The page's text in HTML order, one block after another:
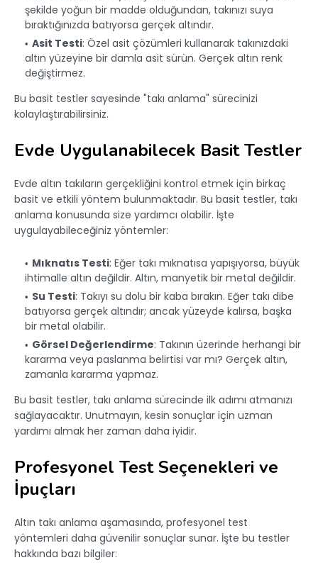
şekilde yoğun bir madde olduğundan, takınızı suya
bıraktığınızda batıyorsa gerçek altındır.
Asit Testi: Özel asit çözümleri kullanarak takınızdaki
altın yüzeyine bir damla asit sürün. Gerçek altın renk
değiştirmez.
Bu basit testler sayesinde "takı anlama" sürecinizi
kolaylaştırabilirsiniz.
Evde Uygulanabilecek Basit Testler
Evde altın takıların gerçekliğini kontrol etmek için birkaç
basit ve etkili yöntem bulunmaktadır. Bu basit testler, takı
anlama konusunda size yardımcı olabilir. İşte
uygulayabileceğiniz yöntemler:
Mıknatıs Testi: Eğer takı mıknatısa yapışıyorsa, büyük
ihtimalle altın değildir. Altın, manyetik bir metal değildir.
Su Testi: Takıyı su dolu bir kaba bırakın. Eğer takı dibe
batıyorsa gerçek altındır; ancak yüzeyde kalırsa, başka
bir metal olabilir.
Görsel Değerlendirme: Takının üzerinde herhangi bir
kararma veya paslanma belirtisi var mı? Gerçek altın,
zamanla kararma yapmaz.
Bu basit testler, takı anlama sürecinde ilk adımı atmanızı
sağlayacaktır. Unutmayın, kesin sonuçlar için uzman
yardımı almak her zaman daha iyidir.
Profesyonel Test Seçenekleri ve
İpuçları
Altın takı anlama aşamasında, profesyonel test
yöntemleri daha güvenilir sonuçlar sunar. İşte bu testler
hakkında bazı bilgiler: